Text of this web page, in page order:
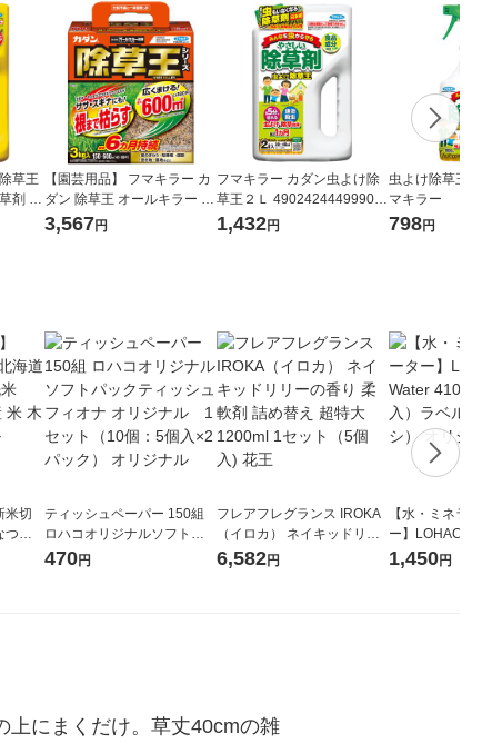
草王
剤 フ
【園芸用品】 フマキラー カ
ダン 除草王 オールキラー 粒
剤 3kg 1個
3,567円
フマキラー カダン虫よけ除
草王２Ｌ 4902424449990 1
個(2L)（直送品）
1,432円
虫よけ除草王
マキラー
798円
米切
つぼ
7年産
ティッシュペーパー 150組
ロハコオリジナルソフトパ
ックティッシュ フィオナ オ
470円
フレアフレグランス IROKA
（イロカ） ネイキッドリリ
ーの香り 柔軟剤 詰め替え 超
6,582円
【水・ミネラ
ー】LOHACO
1箱（20本入
1,450円
上にまくだけ。草丈40cmの雑